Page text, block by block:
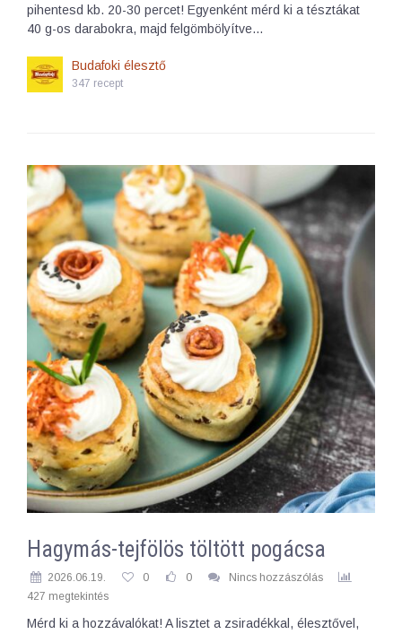
pihentesd kb. 20-30 percet! Egyenként mérd ki a tésztákat
40 g-os darabokra, majd felgömbölyítve…
Budafoki élesztő
347 recept
Hagymás-tejfölös töltött pogácsa
2026.06.19. 0 0
Nincs hozzászólás
427 megtekintés
Mérd ki a hozzávalókat! A lisztet a zsiradékkal, élesztővel,